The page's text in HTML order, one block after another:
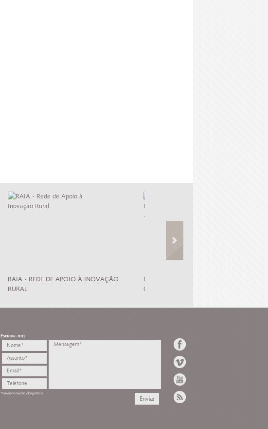
RAIA - REDE DE APOIO À INOVAÇÃO
RURAL
DLBC DESENVOLVIMENTO LOCAL DE
COMUNITÁRIA - PEPAC
Escreva-nos
*Preenchimento obrigatório